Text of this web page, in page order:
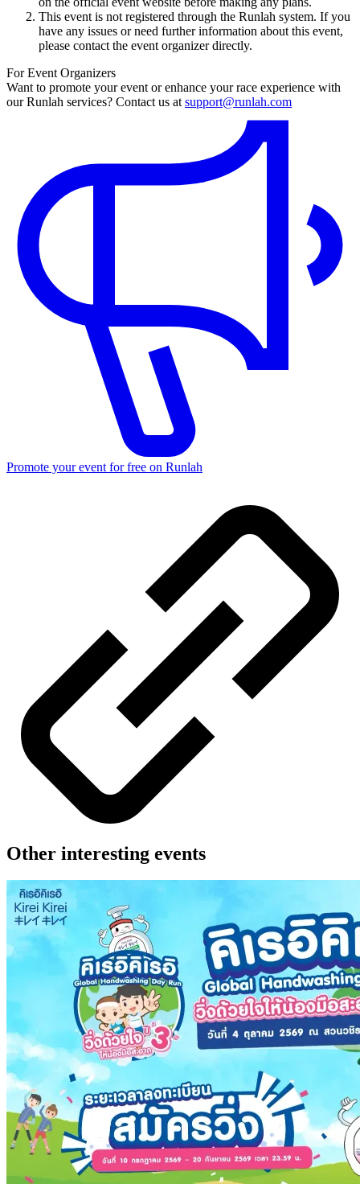
This event is not registered through the Runlah system. If you
have any issues or need further information about this event,
please contact the event organizer directly.
For Event Organizers
Want to promote your event or enhance your race experience with
our Runlah services? Contact us at support@runlah.com
Promote your event for free on Runlah
Other interesting events